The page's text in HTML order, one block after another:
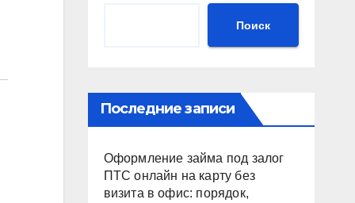
Поиск
Последние записи
Оформление займа под залог
ПТС онлайн на карту без
визита в офис: порядок,